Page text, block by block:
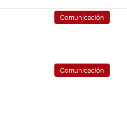
Comunicación
Comunicación